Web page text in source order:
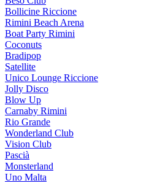
Bollicine Riccione
Rimini Beach Arena
Boat Party Rimini
Coconuts
Bradipop
Satellite
Unico Lounge Riccione
Jolly Disco
Blow Up
Carnaby Rimini
Rio Grande
Wonderland Club
Vision Club
Pascià
Monsterland
Uno Malta